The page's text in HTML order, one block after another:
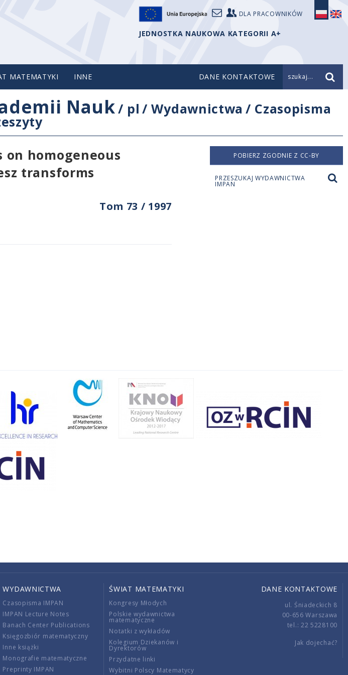
DLA PRACOWNIKÓW
JEDNOSTKA NAUKOWA KATEGORII A+
MATEMATYKI INNE DANE KONTAKTOWE szukaj...
Nauk/ pl /Wydawnictwa / Czasopisma
homogeneous
transforms
Tom 73 / 1997
POBIERZ ZGODNIE Z CC-BY
PRZESZUKAJ WYDAWNICTWA
IMPAN
WYDAWNICTWA
Czasopisma IMPAN
IMPAN Lecture Notes
Banach Center Publications
Księgozbiór matematyczny
Inne książki
Monografie matematyczne
Preprinty IMPAN
ŚWIAT MATEMATYKI
Kongresy Młodych
Polskie wydawnictwa
matematyczne
Notatki z wykładów
Kolegium Dziekanów i
Dyrektorów
Przydatne linki
Wybitni Polscy Matematycy
DANE KONTAKTOWE
ul. Śniadeckich 8
00-656 Warszawa
tel.: 22 5228100
Jak dojechać?